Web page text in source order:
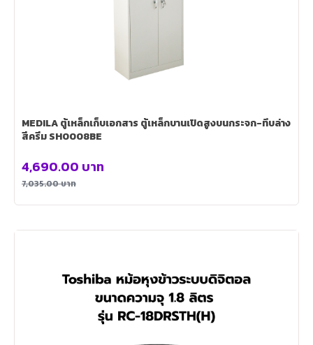
MEDILA ตู้เหล็กเก็บเอกสาร ตู้เหล็กบานเปิดสูงบนกระจก-ทึบล่าง
สีครีม SH0008BE
7,035.00บาท
4,690.00 บาท